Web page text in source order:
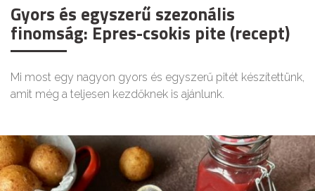
Gyors és egyszerű szezonális
finomság: Epres-csokis pite (recept)
Mi most egy nagyon gyors és egyszerű pitét készítettünk,
amit még a teljesen kezdőknek is ajánlunk.